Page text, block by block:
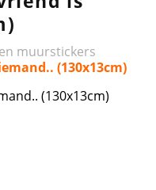
muurstickers
(130x13cm)